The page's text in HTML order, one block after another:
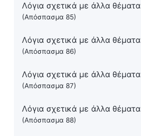
Λόγια σχετικά με άλλα θέματα
(Απόσπασμα 85)
Λόγια σχετικά με άλλα θέματα
(Απόσπασμα 86)
Λόγια σχετικά με άλλα θέματα
(Απόσπασμα 87)
Λόγια σχετικά με άλλα θέματα
(Απόσπασμα 88)